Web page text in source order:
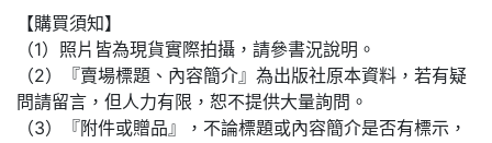
【購買須知】
（1）照片皆為現貨實際拍攝，請參書況說明。
（2）『賣場標題、內容簡介』為出版社原本資料，若有疑
問請留言，但人力有限，恕不提供大量詢問。
（3）『附件或贈品』，不論標題或內容簡介是否有標示，